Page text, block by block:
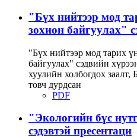
"Бүх нийтээр мод
зохион байгуулах"
"Бүх нийтээр мод тарих
байгуулах" сэдвийн
хуулийн холбогдох
товч дурдсан
PDF
"Экологийн бүс
сэдэвтэй пресентаци